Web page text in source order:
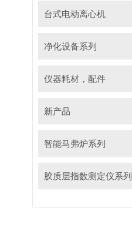
台式电动离心机
净化设备系列
仪器耗材，配件
新产品
智能马弗炉系列
胶质层指数测定仪系列